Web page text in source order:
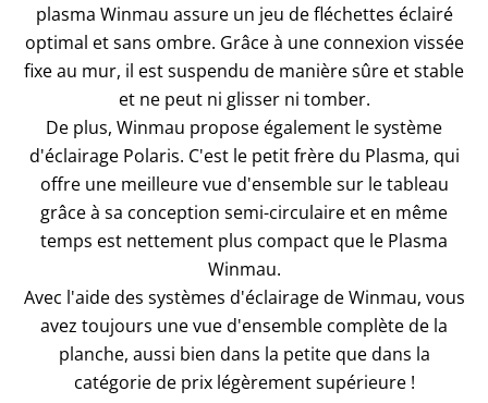
plasma Winmau assure un jeu de fléchettes éclairé
optimal et sans ombre. Grâce à une connexion vissée
fixe au mur, il est suspendu de manière sûre et stable
et ne peut ni glisser ni tomber.
De plus, Winmau propose également le système
d'éclairage Polaris. C'est le petit frère du Plasma, qui
offre une meilleure vue d'ensemble sur le tableau
grâce à sa conception semi-circulaire et en même
temps est nettement plus compact que le Plasma
Winmau.
Avec l'aide des systèmes d'éclairage de Winmau, vous
avez toujours une vue d'ensemble complète de la
planche, aussi bien dans la petite que dans la
catégorie de prix légèrement supérieure !